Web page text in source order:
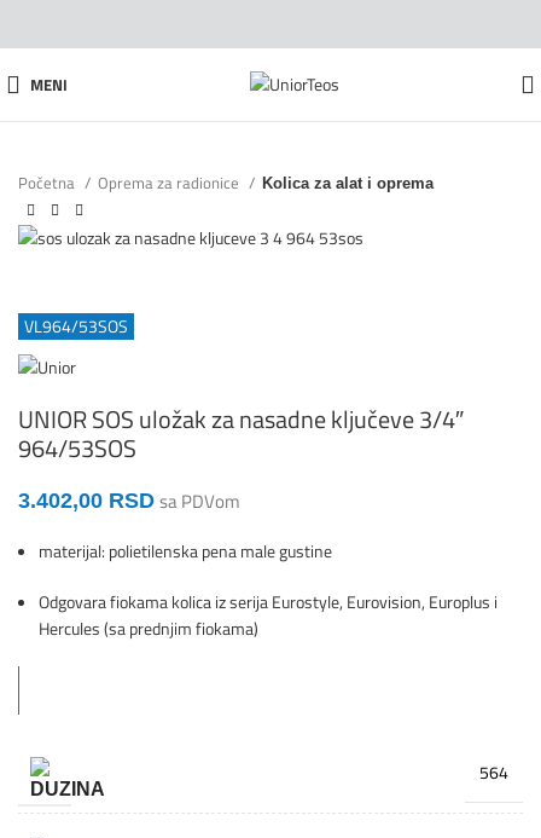
MENI
Početna Oprema za radionice Kolica za alat i oprema
VL964/53SOS
UNIOR SOS uložak za nasadne ključeve 3/4″
964/53SOS
3.402,00 RSD sa PDVom
materijal: polietilenska pena male gustine
Odgovara fiokama kolica iz serija Eurostyle, Eurovision, Europlus i
Hercules (sa prednjim fiokama)
564